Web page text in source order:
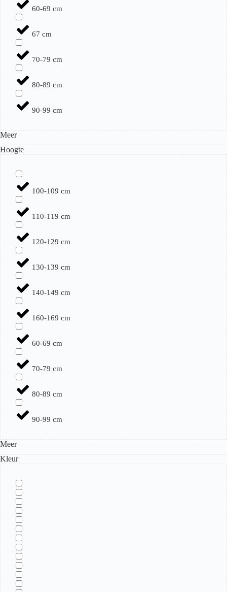
60-69 cm
67 cm
70-79 cm
80-89 cm
90-99 cm
Meer
Hoogte
100-109 cm
110-119 cm
120-129 cm
130-139 cm
140-149 cm
160-169 cm
60-69 cm
70-79 cm
80-89 cm
90-99 cm
Meer
Kleur